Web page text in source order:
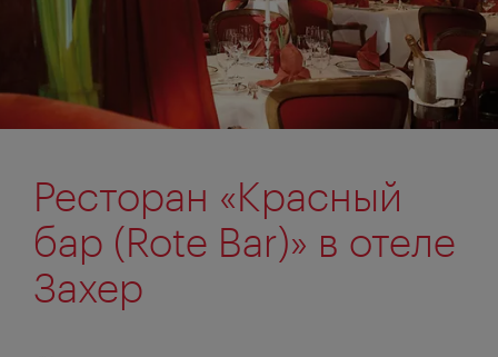
Ресторан «Красный
бар (Rote Bar)» в отеле
Захер